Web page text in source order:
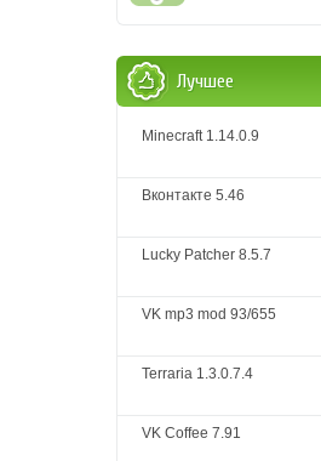
Лучшее
Minecraft 1.14.0.9
Вконтакте 5.46
Lucky Patcher 8.5.7
VK mp3 mod 93/655
Terraria 1.3.0.7.4
VK Coffee 7.91